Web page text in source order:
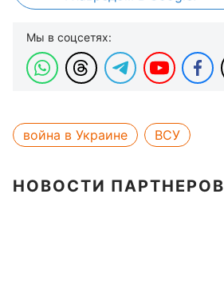
Мы в соцсетях:
война в Украине ВСУ
НОВОСТИ ПАРТНЕРОВ